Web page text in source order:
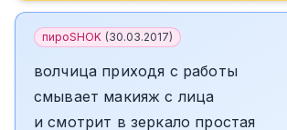
пироSHOK (30.03.2017)
волчица приходя с работы
смывает макияж с лица
и смотрит в зеркало простая